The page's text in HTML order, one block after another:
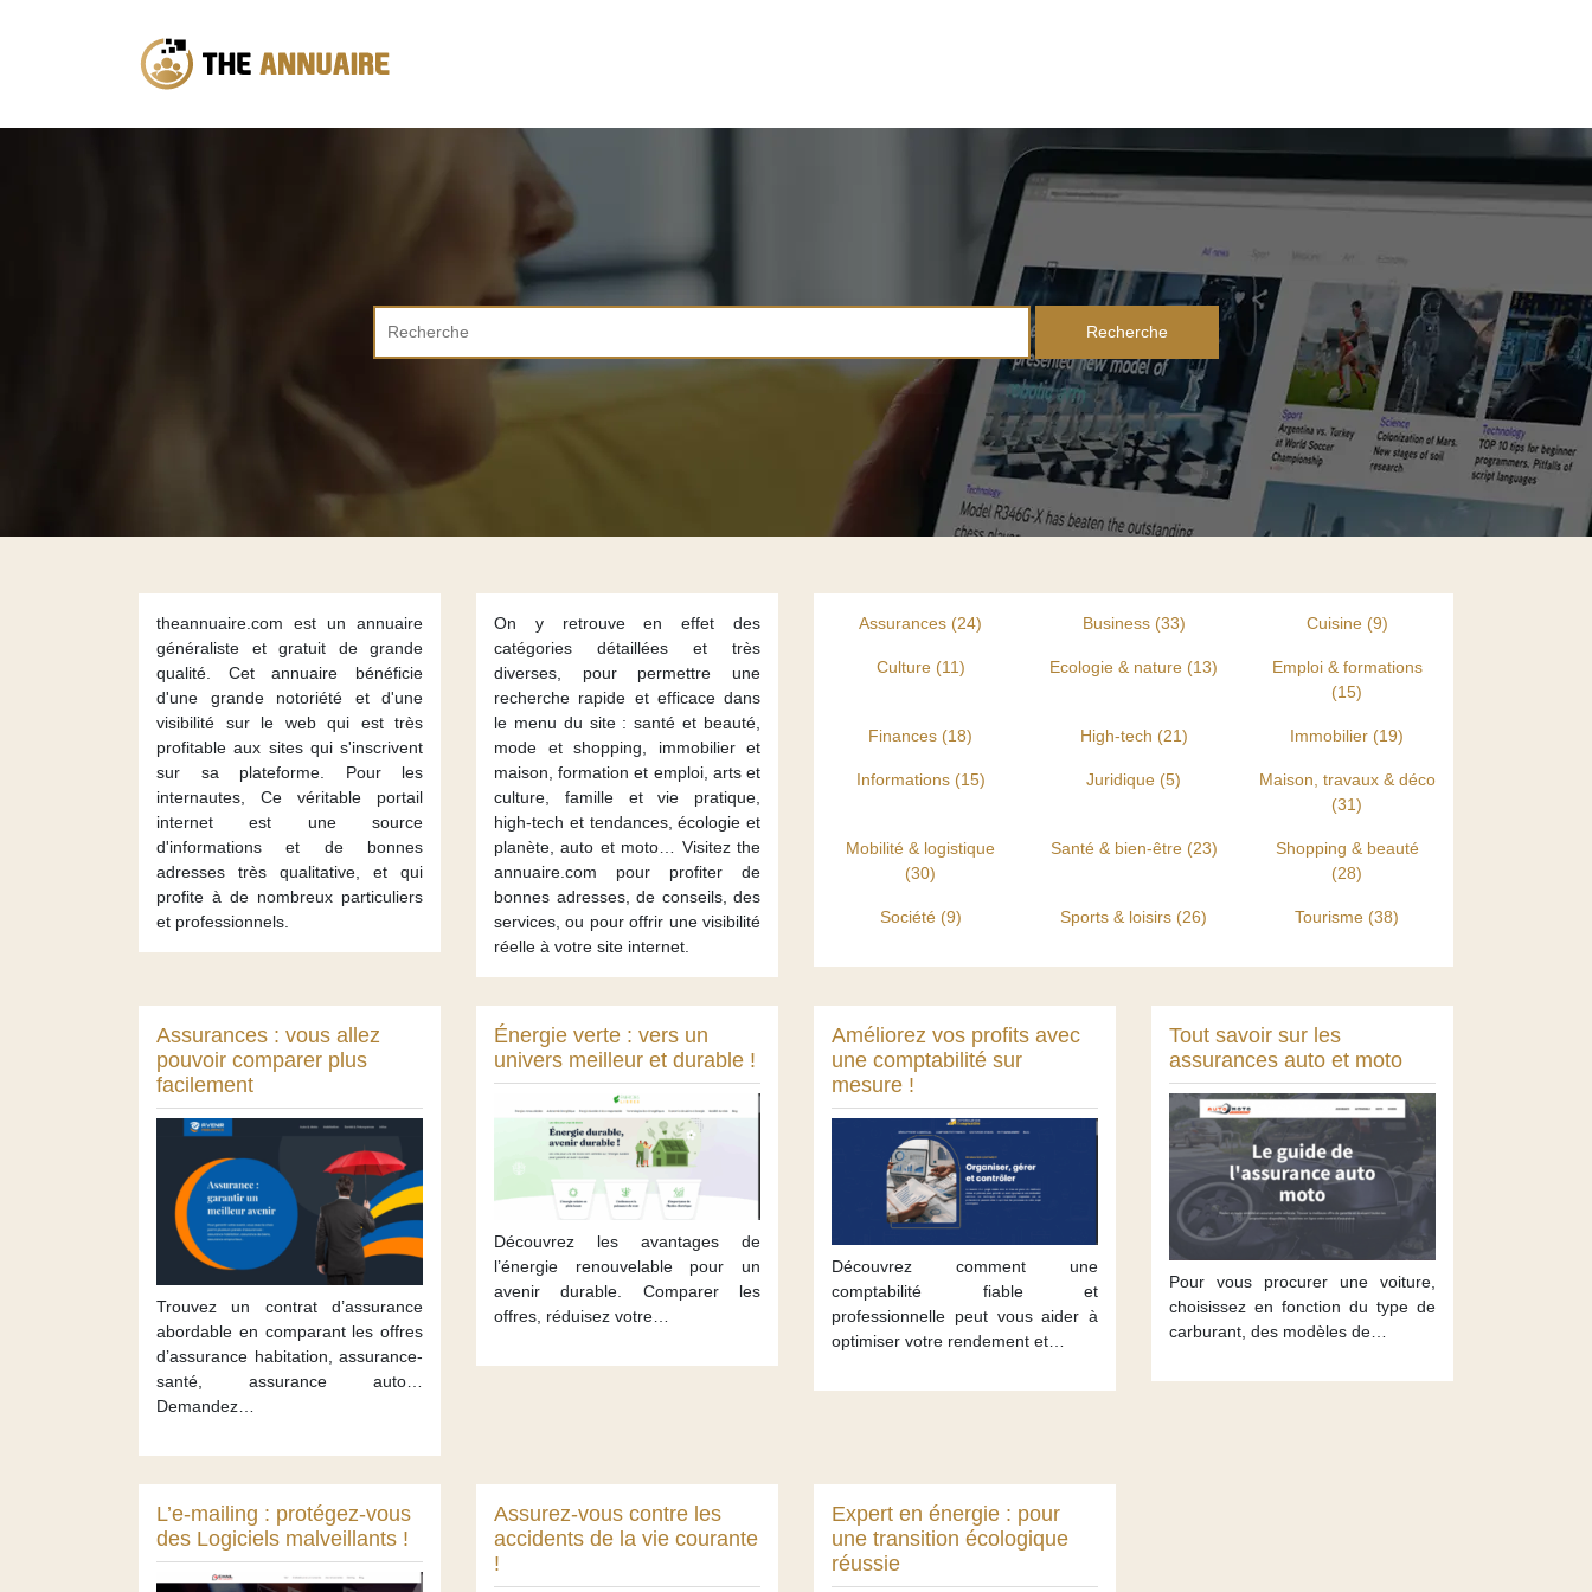
theannuaire.com est un annuaire
généraliste et gratuit de grande
qualité. Cet annuaire bénéficie
d'une grande notoriété et d'une
visibilité sur le web qui est très
profitable aux sites qui s'inscrivent
sur sa plateforme. Pour les
internautes, Ce véritable portail
internet est une source
d'informations et de bonnes
adresses très qualitative, et qui
profite à de nombreux particuliers
et professionnels.
On y retrouve en effet des
catégories détaillées et très
diverses, pour permettre une
recherche rapide et efficace dans
le menu du site : santé et beauté,
mode et shopping, immobilier et
maison, formation et emploi, arts et
culture, famille et vie pratique,
high-tech et tendances, écologie et
planète, auto et moto… Visitez the
annuaire.com pour profiter de
bonnes adresses, de conseils, des
services, ou pour offrir une visibilité
réelle à votre site internet.
Assurances (24) Business (33) Cuisine (9)
Culture (11) Ecologie & nature (13)
Emploi & formations
(15)
Finances (18) High-tech (21) Immobilier (19)
Informations (15) Juridique (5)
Maison, travaux & déco
(31)
Mobilité & logistique
(30)
Santé & bien-être (23)
Shopping & beauté
(28)
Société (9) Sports & loisirs (26) Tourisme (38)
Assurances : vous allez
pouvoir comparer plus
facilement
Trouvez un contrat d’assurance
abordable en comparant les offres
d’assurance habitation, assurance-
santé, assurance auto…
Demandez…
Énergie verte : vers un
univers meilleur et durable !
Découvrez les avantages de
l’énergie renouvelable pour un
avenir durable. Comparer les
offres, réduisez votre…
Améliorez vos profits avec
une comptabilité sur
mesure !
Découvrez comment une
comptabilité fiable et
professionnelle peut vous aider à
optimiser votre rendement et…
Tout savoir sur les
assurances auto et moto
Pour vous procurer une voiture,
choisissez en fonction du type de
carburant, des modèles de…
L’e-mailing : protégez-vous
des Logiciels malveillants !
Assurez-vous contre les
accidents de la vie courante
!
Expert en énergie : pour
une transition écologique
réussie